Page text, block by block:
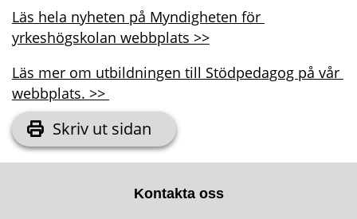
Läs hela nyheten på Myndigheten för
yrkeshögskolan webbplats >>
Läs mer om utbildningen till Stödpedagog på vår
webbplats. >>
Skriv ut sidan
Kontakta oss